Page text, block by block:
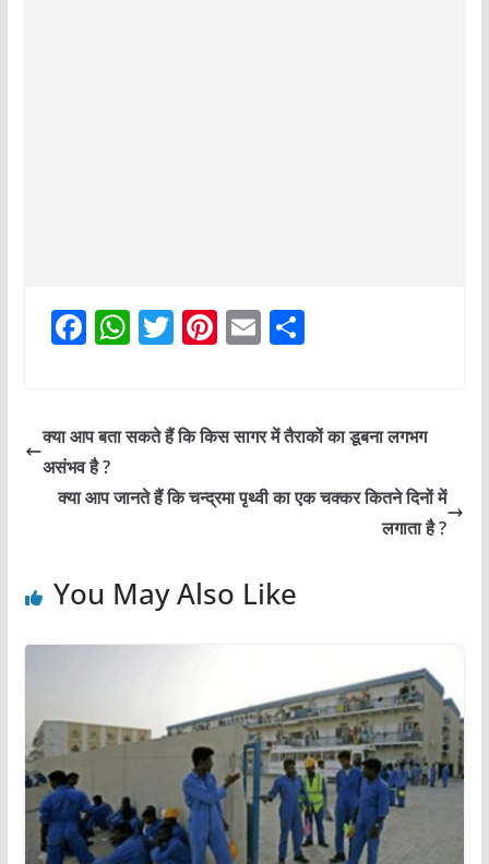
F
e
b
o
W
s
p
T
er
Pi
e
E
l
S
e
क्या आप बता सकते हैं कि किस सागर में तैराकों का डूबना लगभग
असंभव है ?
क्या आप जानते हैं कि चन्द्रमा पृथ्वी का एक चक्कर कितने दिनों में
लगाता है ?
You May Also Like